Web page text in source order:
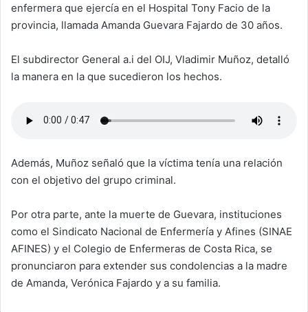
enfermera que ejercía en el Hospital Tony Facio de la
provincia, llamada Amanda Guevara Fajardo de 30 años.
El subdirector General a.i del OIJ, Vladimir Muñoz, detalló
la manera en la que sucedieron los hechos.
Además, Muñoz señaló que la víctima tenía una relación
con el objetivo del grupo criminal.
Por otra parte, ante la muerte de Guevara, instituciones
como el Sindicato Nacional de Enfermería y Afines (SINAE
AFINES) y el Colegio de Enfermeras de Costa Rica, se
pronunciaron para extender sus condolencias a la madre
de Amanda, Verónica Fajardo y a su familia.